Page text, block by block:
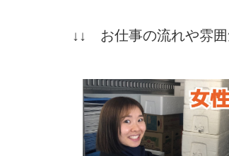
↓↓ お仕事の流れや雰